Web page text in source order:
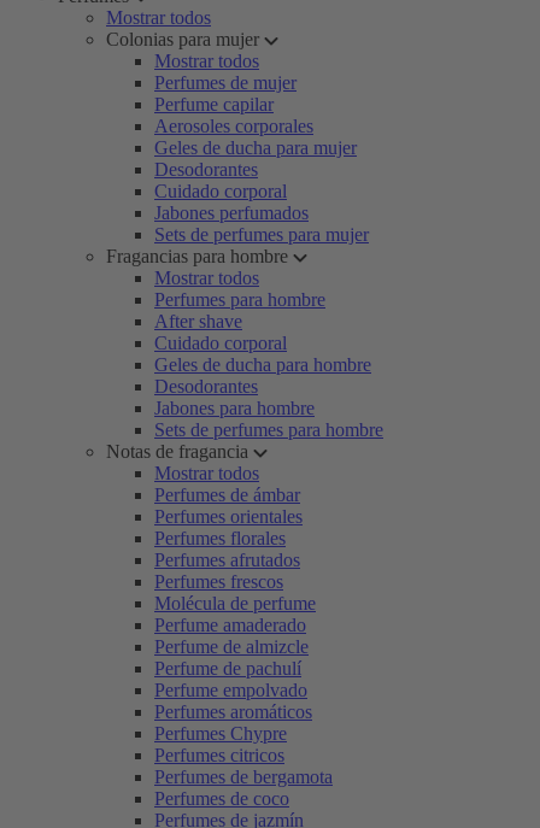
Mostrar todos
Colonias para mujer
Mostrar todos
Perfumes de mujer
Perfume capilar
Aerosoles corporales
Geles de ducha para mujer
Desodorantes
Cuidado corporal
Jabones perfumados
Sets de perfumes para mujer
Fragancias para hombre
Mostrar todos
Perfumes para hombre
After shave
Cuidado corporal
Geles de ducha para hombre
Desodorantes
Jabones para hombre
Sets de perfumes para hombre
Notas de fragancia
Mostrar todos
Perfumes de ámbar
Perfumes orientales
Perfumes florales
Perfumes afrutados
Perfumes frescos
Molécula de perfume
Perfume amaderado
Perfume de almizcle
Perfume de pachulí
Perfume empolvado
Perfumes aromáticos
Perfumes Chypre
Perfumes citricos
Perfumes de bergamota
Perfumes de coco
Perfumes de jazmín